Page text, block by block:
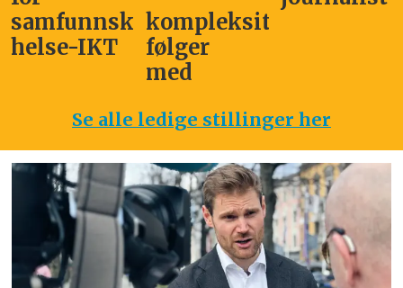
samfunnskritisk
helse-IKT
kompleksitet
følger
med
Se alle ledige stillinger her